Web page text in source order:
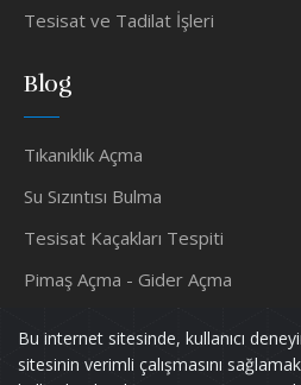
Bu internet sitesinde, kullanıcı
sitesinin verimli çalışmasını
Tesisat ve Tadilat İşleri
Blog
Tıkanıklık Açma
Su Sızıntısı Bulma
Tesisat Kaçakları Tespiti
Pimaş Açma - Gider Açma
Petek Temizleme